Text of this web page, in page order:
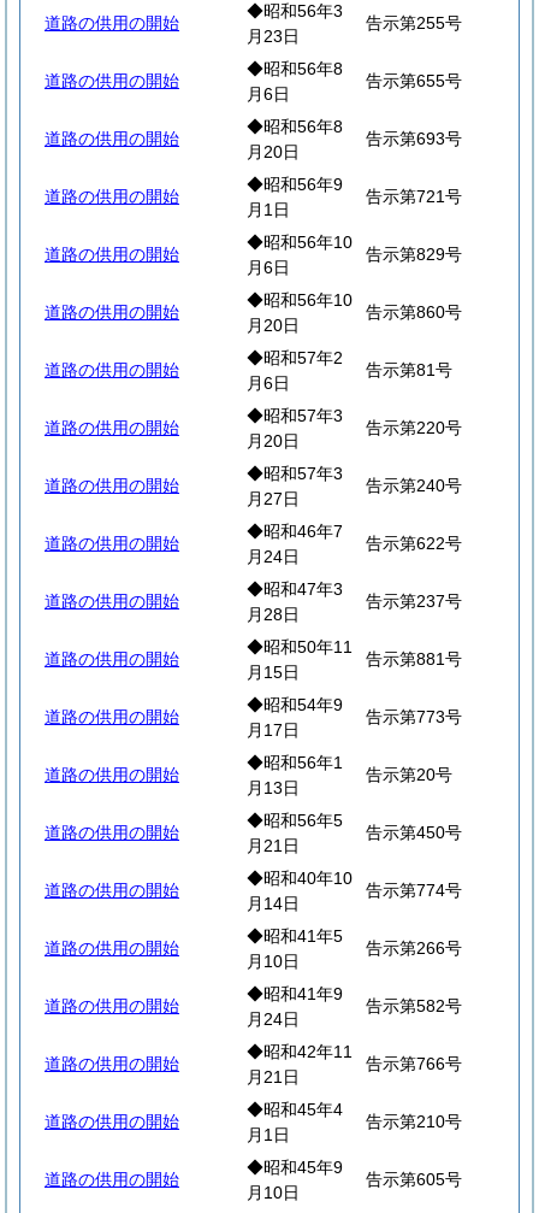
道路の供用の開始
◆昭和56年3
月23日
告示第255号
道路の供用の開始
◆昭和56年8
月6日
告示第655号
道路の供用の開始
◆昭和56年8
月20日
告示第693号
道路の供用の開始
◆昭和56年9
月1日
告示第721号
道路の供用の開始
◆昭和56年10
月6日
告示第829号
道路の供用の開始
◆昭和56年10
月20日
告示第860号
道路の供用の開始
◆昭和57年2
月6日
告示第81号
道路の供用の開始
◆昭和57年3
月20日
告示第220号
道路の供用の開始
◆昭和57年3
月27日
告示第240号
道路の供用の開始
◆昭和46年7
月24日
告示第622号
道路の供用の開始
◆昭和47年3
月28日
告示第237号
道路の供用の開始
◆昭和50年11
月15日
告示第881号
道路の供用の開始
◆昭和54年9
月17日
告示第773号
道路の供用の開始
◆昭和56年1
月13日
告示第20号
道路の供用の開始
◆昭和56年5
月21日
告示第450号
道路の供用の開始
◆昭和40年10
月14日
告示第774号
道路の供用の開始
◆昭和41年5
月10日
告示第266号
道路の供用の開始
◆昭和41年9
月24日
告示第582号
道路の供用の開始
◆昭和42年11
月21日
告示第766号
道路の供用の開始
◆昭和45年4
月1日
告示第210号
道路の供用の開始
◆昭和45年9
月10日
告示第605号